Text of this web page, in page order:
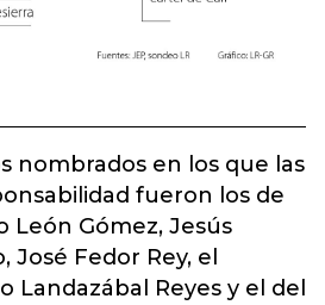
nombrados en los que las
fueron los de
León Gómez, Jesús
Fedor Rey, el
Landazábal Reyes y el del